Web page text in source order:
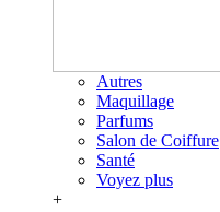
Autres
Maquillage
Parfums
Salon de Coiffure
Santé
Voyez plus
+